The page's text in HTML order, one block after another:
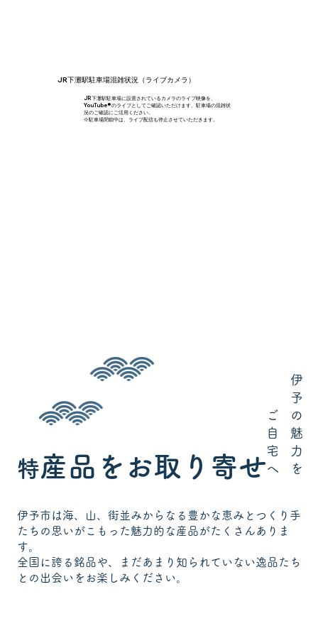
JR下灘駅駐車場混雑状況（ライブカメラ）
JR下灘駅駐車場に設置されているカメラのライブ映像を、
YouTube® のライブとしてご確認いただけます。駐車場の混雑状
況のご確認にご活用ください。
※駐車場閉鎖中は、ライブ配信も停止させていただきます。
伊予市は海、山、街並みからなる豊かな恵みとつくり手
たちの思いがこもった魅力的な産品がたくさんありま
す。
全国に誇る銘品や、まだあまり知られていない逸品たち
との出会いをお楽しみください。
特産品をお取り寄せ
ご
自
宅
へ
伊
予
の
魅
力
を